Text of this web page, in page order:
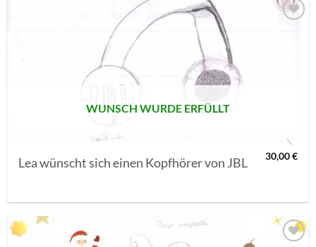
WUNSCH WURDE ERFÜLLT
Lea wünscht sich einen Kopfhörer von JBL 30,00€